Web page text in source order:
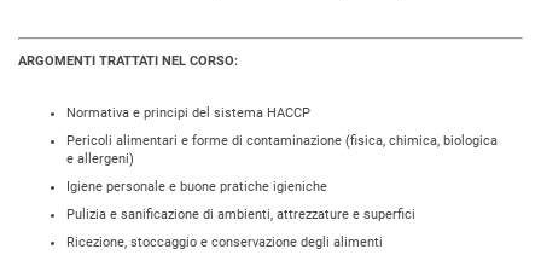
ARGOMENTI TRATTATI NEL CORSO:
Normativa e principi del sistema HACCP
Pericoli alimentari e forme di contaminazione (fisica, chimica, biologica
e allergeni)
Igiene personale e buone pratiche igieniche
Pulizia e sanificazione di ambienti, attrezzature e superfici
Ricezione, stoccaggio e conservazione degli alimenti